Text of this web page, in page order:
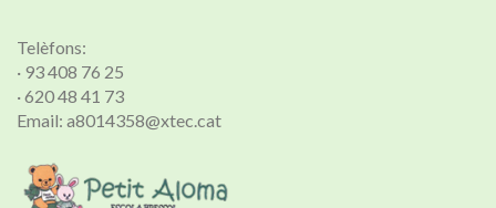
Telèfons:
· 93 408 76 25
· 620 48 41 73
Email: a8014358@xtec.cat